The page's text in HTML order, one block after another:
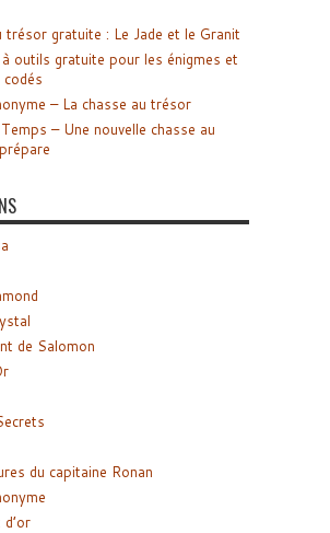
trésor gratuite : Le Jade et le Granit
outils gratuite pour les énigmes et
– La chasse au trésor
Temps – Une nouvelle chasse au
de Salomon
du capitaine Ronan
d’or